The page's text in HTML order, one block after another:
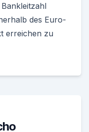
des Euro-
erreichen zu